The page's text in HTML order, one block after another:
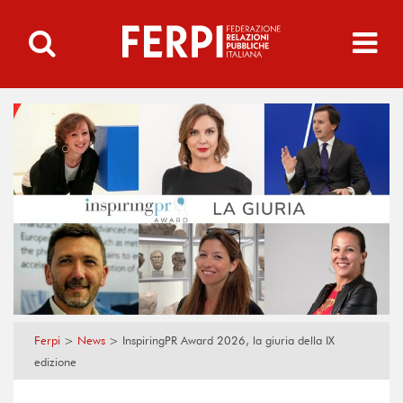
Ferpi > News > InspiringPR Award 2026, la giuria della IX
edizione